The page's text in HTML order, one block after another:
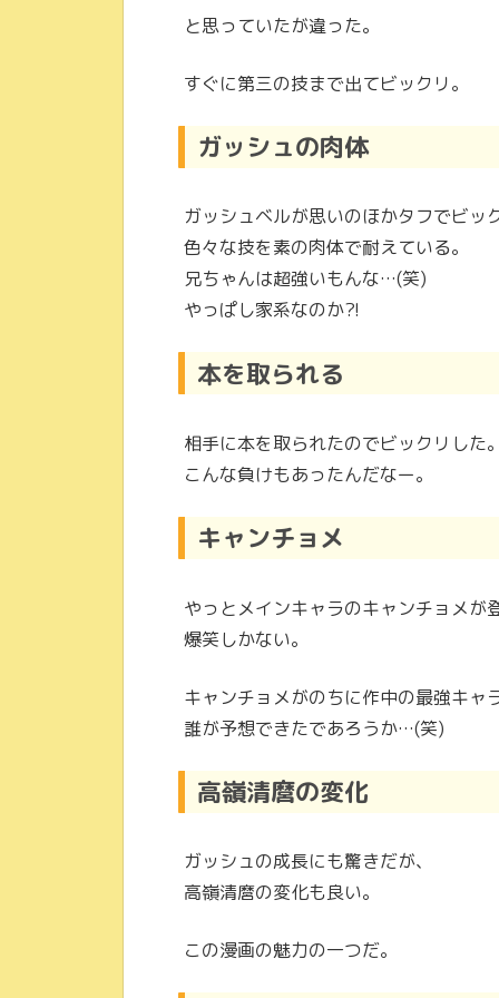
と思っていたが違った。
すぐに第三の技まで出てビックリ。
ガッシュの肉体
ガッシュベルが思いのほかタフでビッ
色々な技を素の肉体で耐えている。
兄ちゃんは超強いもんな…(笑)
やっぱし家系なのか?!
本を取られる
相手に本を取られたのでビックリした。
こんな負けもあったんだなー。
キャンチョメ
やっとメインキャラのキャンチョメが
爆笑しかない。
キャンチョメがのちに作中の最強キャ
誰が予想できたであろうか…(笑)
高嶺清麿の変化
ガッシュの成長にも驚きだが、
高嶺清麿の変化も良い。
この漫画の魅力の一つだ。